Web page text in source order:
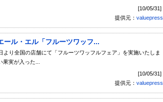
[10/05/31]
提供元： valuepress
ール・エル「フルーツワッフ...
より全国の店舗にて「フルーツワッフルフェア」を実施いたしま
実が入った...
[10/05/31]
提供元： valuepress